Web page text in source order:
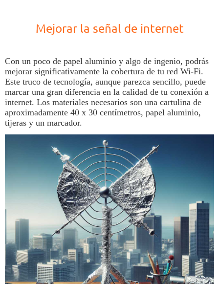
Mejorar la señal de internet
Con un poco de papel aluminio y algo de ingenio, podrás
mejorar significativamente la cobertura de tu red Wi-Fi.
Este truco de tecnología, aunque parezca sencillo, puede
marcar una gran diferencia en la calidad de tu conexión a
internet. Los materiales necesarios son una cartulina de
aproximadamente 40 x 30 centímetros, papel aluminio,
tijeras y un marcador.